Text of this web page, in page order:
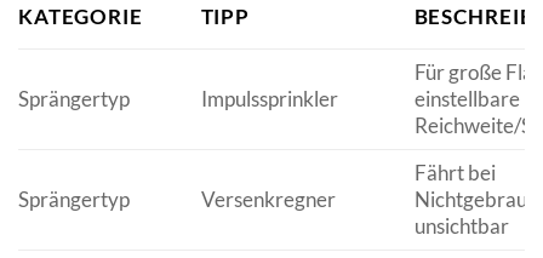
KATEGORIE TIPP
Sprängertyp Impulssprinkler
Für große
einstellbare
Reichweite/
Sprängertyp Versenkregner
Fährt bei
unsichtbar